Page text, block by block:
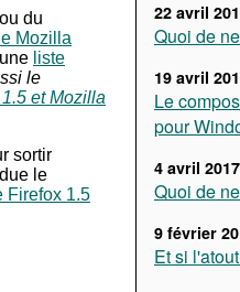
22 avril
Quoi de
19 avril
Le
pour
4 avril 2017
Quoi de
9 février
Et si
ou du
Mozilla
liste
le
et Mozilla
sortir
le
Firefox 1.5